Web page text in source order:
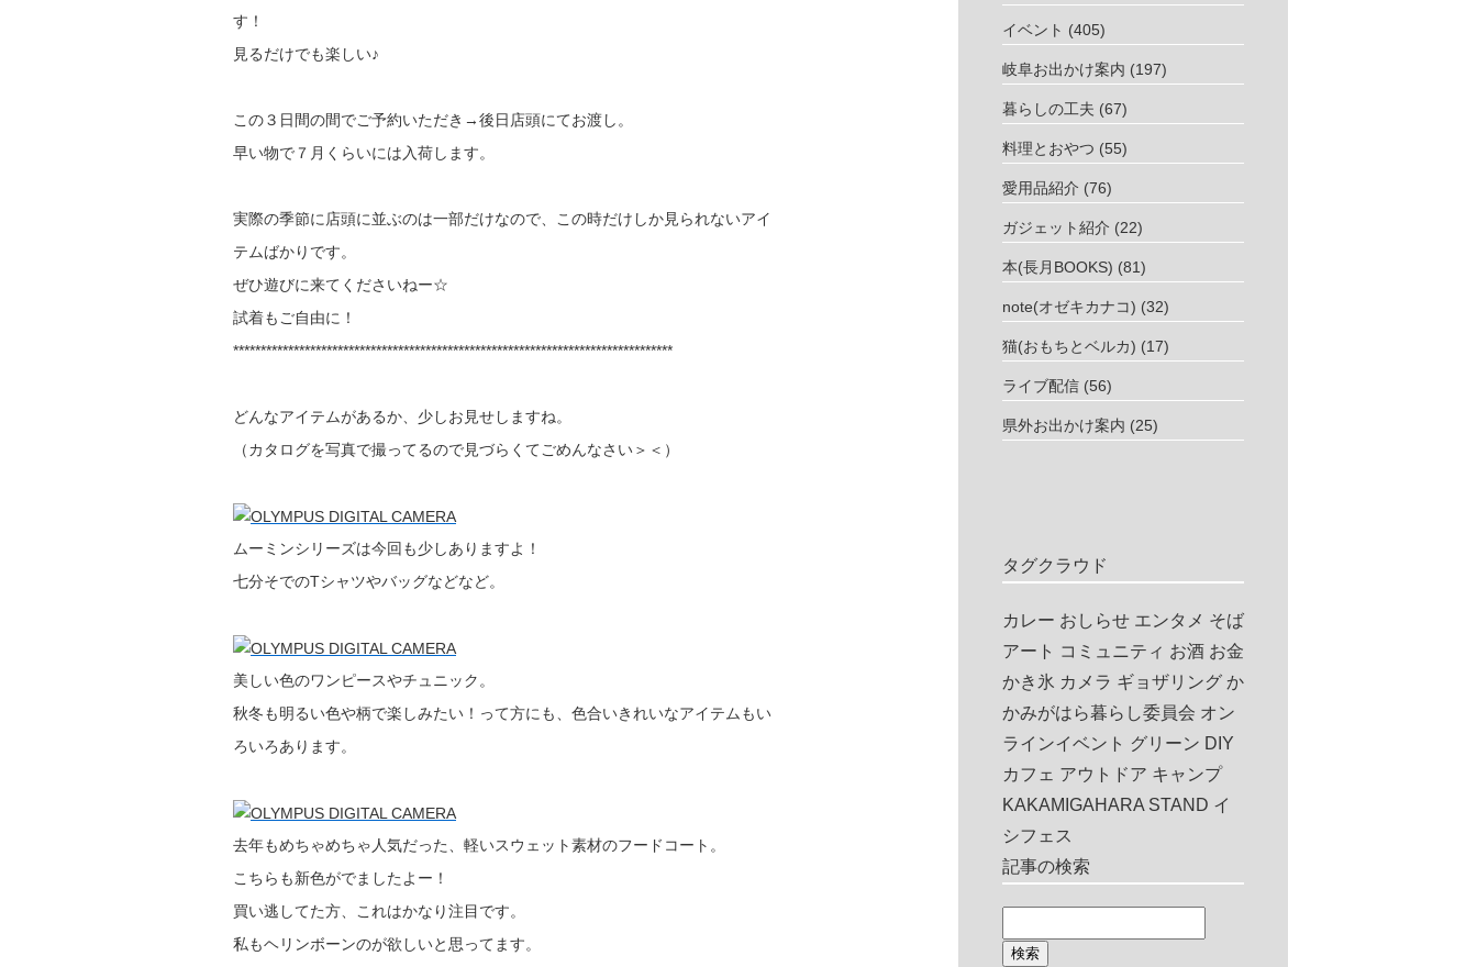
す！
見るだけでも楽しい♪
この３日間の間でご予約いただき→後日店頭にてお渡し。
早い物で７月くらいには入荷します。
実際の季節に店頭に並ぶのは一部だけなので、この時だけしか見られないアイ
テムばかりです。
ぜひ遊びに来てくださいねー☆
試着もご自由に！
********************************************************************************
どんなアイテムがあるか、少しお見せしますね。
（カタログを写真で撮ってるので見づらくてごめんなさい＞＜）
ムーミンシリーズは今回も少しありますよ！
七分そでのTシャツやバッグなどなど。
美しい色のワンピースやチュニック。
秋冬も明るい色や柄で楽しみたい！って方にも、色合いきれいなアイテムもい
ろいろあります。
去年もめちゃめちゃ人気だった、軽いスウェット素材のフードコート。
こちらも新色がでましたよー！
買い逃してた方、これはかなり注目です。
私もヘリンボーンのが欲しいと思ってます。
イベント (405)
岐阜お出かけ案内 (197)
暮らしの工夫 (67)
料理とおやつ (55)
愛用品紹介 (76)
ガジェット紹介 (22)
本(長月BOOKS) (81)
note(オゼキカナコ) (32)
猫(おもちとベルカ) (17)
ライブ配信 (56)
県外お出かけ案内 (25)
タグクラウド
カレー おしらせ エンタメ そば
アート コミュニティ お酒 お金
かき氷 カメラ ギョザリング か
かみがはら暮らし委員会 オン
ラインイベント グリーン DIY
カフェ アウトドア キャンプ
KAKAMIGAHARA STAND イ
シフェス
記事の検索